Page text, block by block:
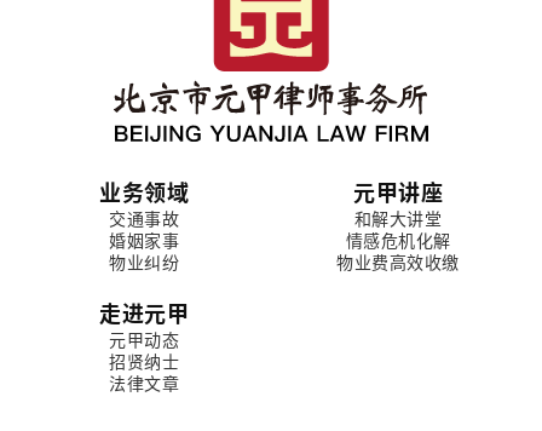
业务领域
交通事故
婚姻家事
物业纠纷
元甲讲座
和解大讲堂
情感危机化解
物业费高效收缴
走进元甲
元甲动态
招贤纳士
法律文章